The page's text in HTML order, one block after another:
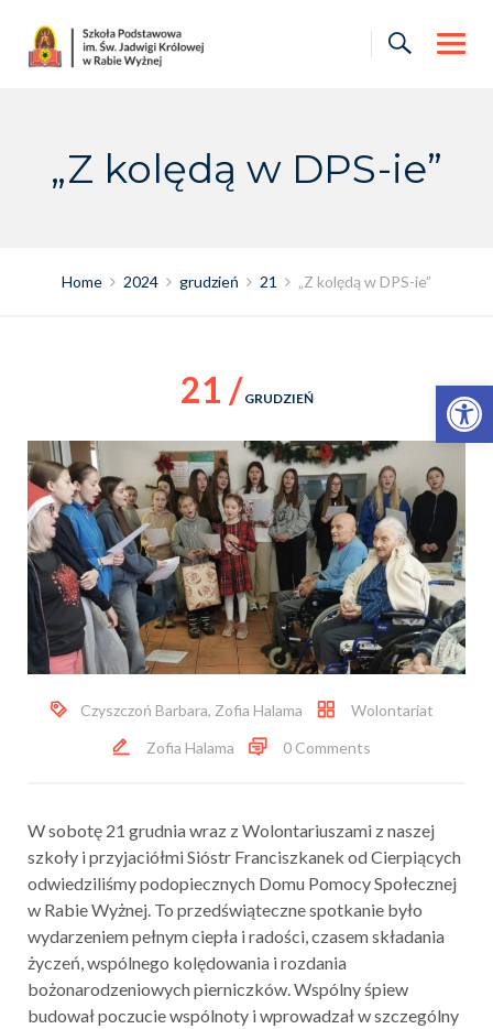
Otwórz pasek narzędzi
content
„Z kolędą w DPS-ie”
Home 2024 grudzień 21 „Z kolędą w DPS-ie”
21 / GRUDZIEŃ
Czyszczoń Barbara, Zofia Halama
Wolontariat
Zofia Halama
0 Comments
W sobotę 21 grudnia wraz z Wolontariuszami z naszej
szkoły i przyjaciółmi Sióstr Franciszkanek od Cierpiących
odwiedziliśmy podopiecznych Domu Pomocy Społecznej
w Rabie Wyżnej. To przedświąteczne spotkanie było
wydarzeniem pełnym ciepła i radości, czasem składania
życzeń, wspólnego kolędowania i rozdania
bożonarodzeniowych pierniczków. Wspólny śpiew
budował poczucie wspólnoty i wprowadzał w szczególny